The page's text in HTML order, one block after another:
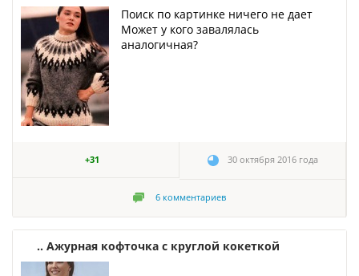
Поиск по картинке ничего не дает
Может у кого завалялась
аналогичная?
+31 30 октября 2016 года
6 комментариев
.. Ажурная кофточка с круглой кокеткой